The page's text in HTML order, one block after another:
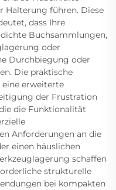
Halterung führen. Diese
dass Ihre
Buchsammlungen,
oder
Durchbiegung oder
Die praktische
eine erweiterte
der Frustration
die Funktionalität
Anforderungen an die
einen häuslichen
schaffen
strukturelle
bei kompakten